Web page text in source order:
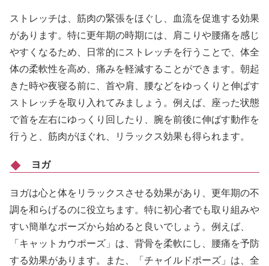
ストレッチは、筋肉の緊張をほぐし、血流を促進する効果
があります。特に更年期の時期には、肩こりや腰痛を感じ
やすくなるため、日常的にストレッチを行うことで、体全
体の柔軟性を高め、痛みを軽減することができます。朝起
きた時や夜寝る前に、首や肩、腰などをゆっくりと伸ばす
ストレッチを取り入れてみましょう。例えば、座った状態
で首を左右にゆっくり回したり、腕を前後に伸ばす動作を
行うと、筋肉がほぐれ、リラックス効果も得られます。
ヨガ
ヨガは心と体をリラックスさせる効果があり、更年期の不
調を和らげるのに役立ちます。特に初心者でも取り組みや
すい簡単なポーズから始めると良いでしょう。例えば、
「キャットカウポーズ」は、背骨を柔軟にし、腰痛を予防
する効果があります。また、「チャイルドポーズ」は、全